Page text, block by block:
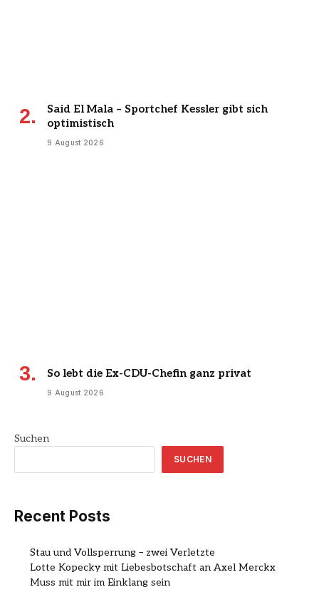
Said El Mala – Sportchef Kessler gibt sich
optimistisch
9 August 2026
So lebt die Ex-CDU-Chefin ganz privat
9 August 2026
Suchen
SUCHEN
Recent Posts
Stau und Vollsperrung – zwei Verletzte
Lotte Kopecky mit Liebesbotschaft an Axel Merckx
Muss mit mir im Einklang sein